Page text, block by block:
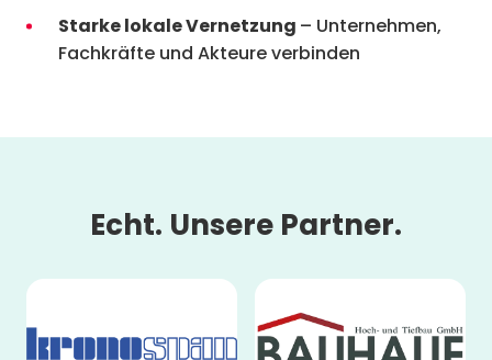
Starke lokale Vernetzung – Unternehmen,
Fachkräfte und Akteure verbinden
Echt. Unsere Partner.